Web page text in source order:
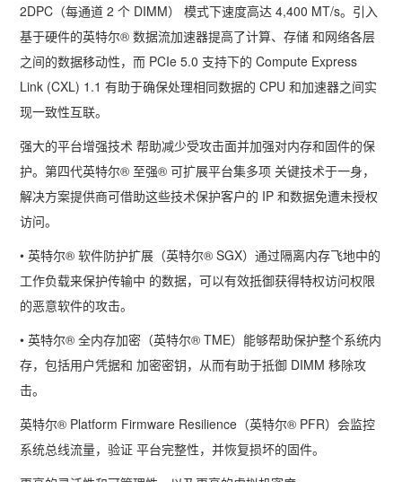
2DPC （每通道 2 个 DIMM） 模式下速度高达 4,400 MT/s。引入
基于硬件的英特尔® 数据流加速器提高了计算、存储 和网络各层
之间的数据移动性，而 PCIe 5.0 支持下的 Compute Express
Link (CXL) 1.1 有助于确保处理相同数据的 CPU 和加速器之间实
现一致性互联。
强大的平台增强技术 帮助减少受攻击面并加强对内存和固件的保
护。第四代英特尔® 至强® 可扩展平台集多项 关键技术于一身，
解决方案提供商可借助这些技术保护客户的 IP 和数据免遭未授权
访问。
• 英特尔® 软件防护扩展（英特尔® SGX）通过隔离内存飞地中的
工作负载来保护传输中 的数据，可以有效抵御获得特权访问权限
的恶意软件的攻击。
• 英特尔® 全内存加密（英特尔® TME）能够帮助保护整个系统内
存，包括用户凭据和 加密密钥，从而有助于抵御 DIMM 移除攻
击。
英特尔® Platform Firmware Resilience （英特尔® PFR）会监控
系统总线流量，验证 平台完整性，并恢复损坏的固件。